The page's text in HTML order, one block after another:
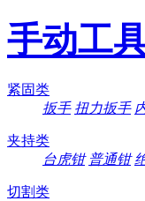
手动工
紧固类
扳手 扭力扳手
夹持类
台虎钳 普通钳
切割类